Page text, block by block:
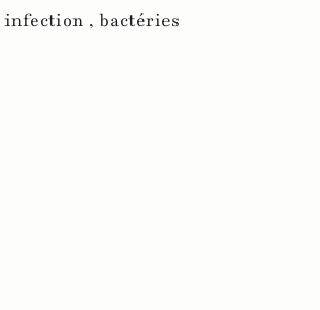
infection , bactéries